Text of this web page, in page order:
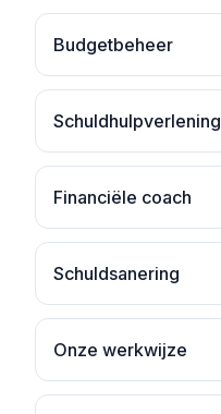
Budgetbeheer
Schuldhulpverlening
Financiële coach
Schuldsanering
Onze werkwijze